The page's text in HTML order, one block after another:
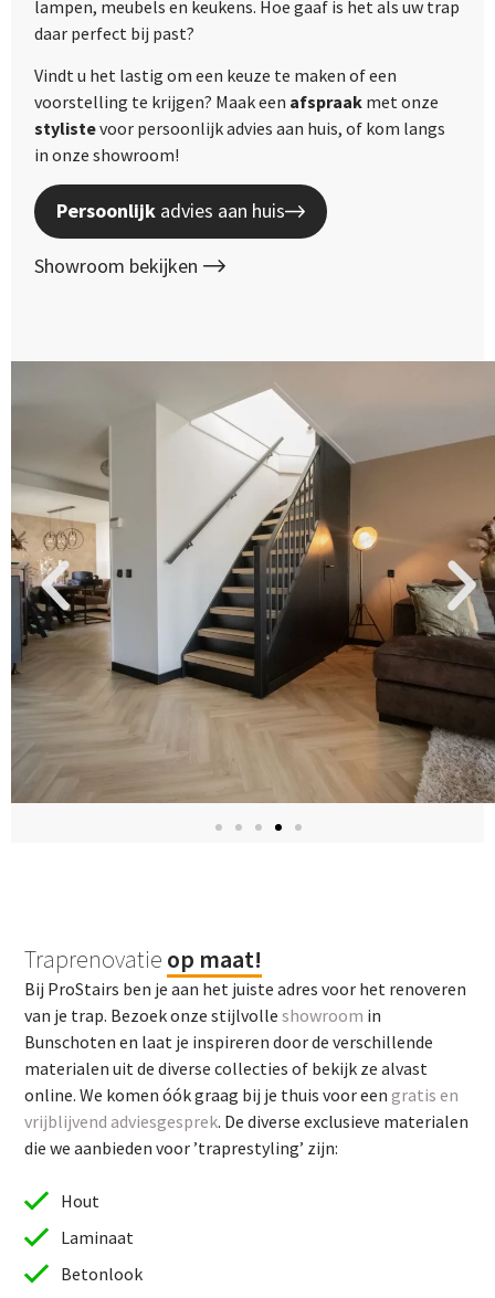
lampen, meubels en keukens. Hoe gaaf is het als uw trap
daar perfect bij past?
Vindt u het lastig om een keuze te maken of een
voorstelling te krijgen? Maak een afspraak met onze
stylistevoor persoonlijk advies aan huis, of kom langs
in onze showroom!
Persoonlijk advies aan huis
Showroom bekijken
Traprenovatie op maat!
Bij ProStairs ben je aan het juiste adres voor het renoveren
van je trap. Bezoek onze stijlvolleshowroom in
Bunschoten en laat je inspireren door de verschillende
materialen uit de diverse collecties of bekijk ze alvast
online. We komen óók graag bij je thuis voor eengratis en
vrijblijvend adviesgesprek. De diverse exclusieve materialen
die we aanbieden voor ’traprestyling’ zijn:
Hout
Laminaat
Betonlook